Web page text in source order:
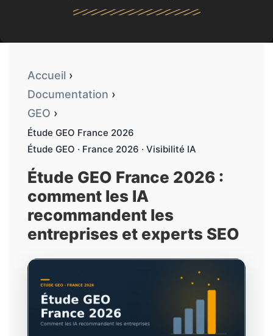
Accueil ›
Documentation ›
GEO ›
Étude GEO France 2026
Étude GEO · France 2026 · Visibilité IA
Étude GEO France 2026 :
comment les IA
recommandent les
entreprises et experts SEO